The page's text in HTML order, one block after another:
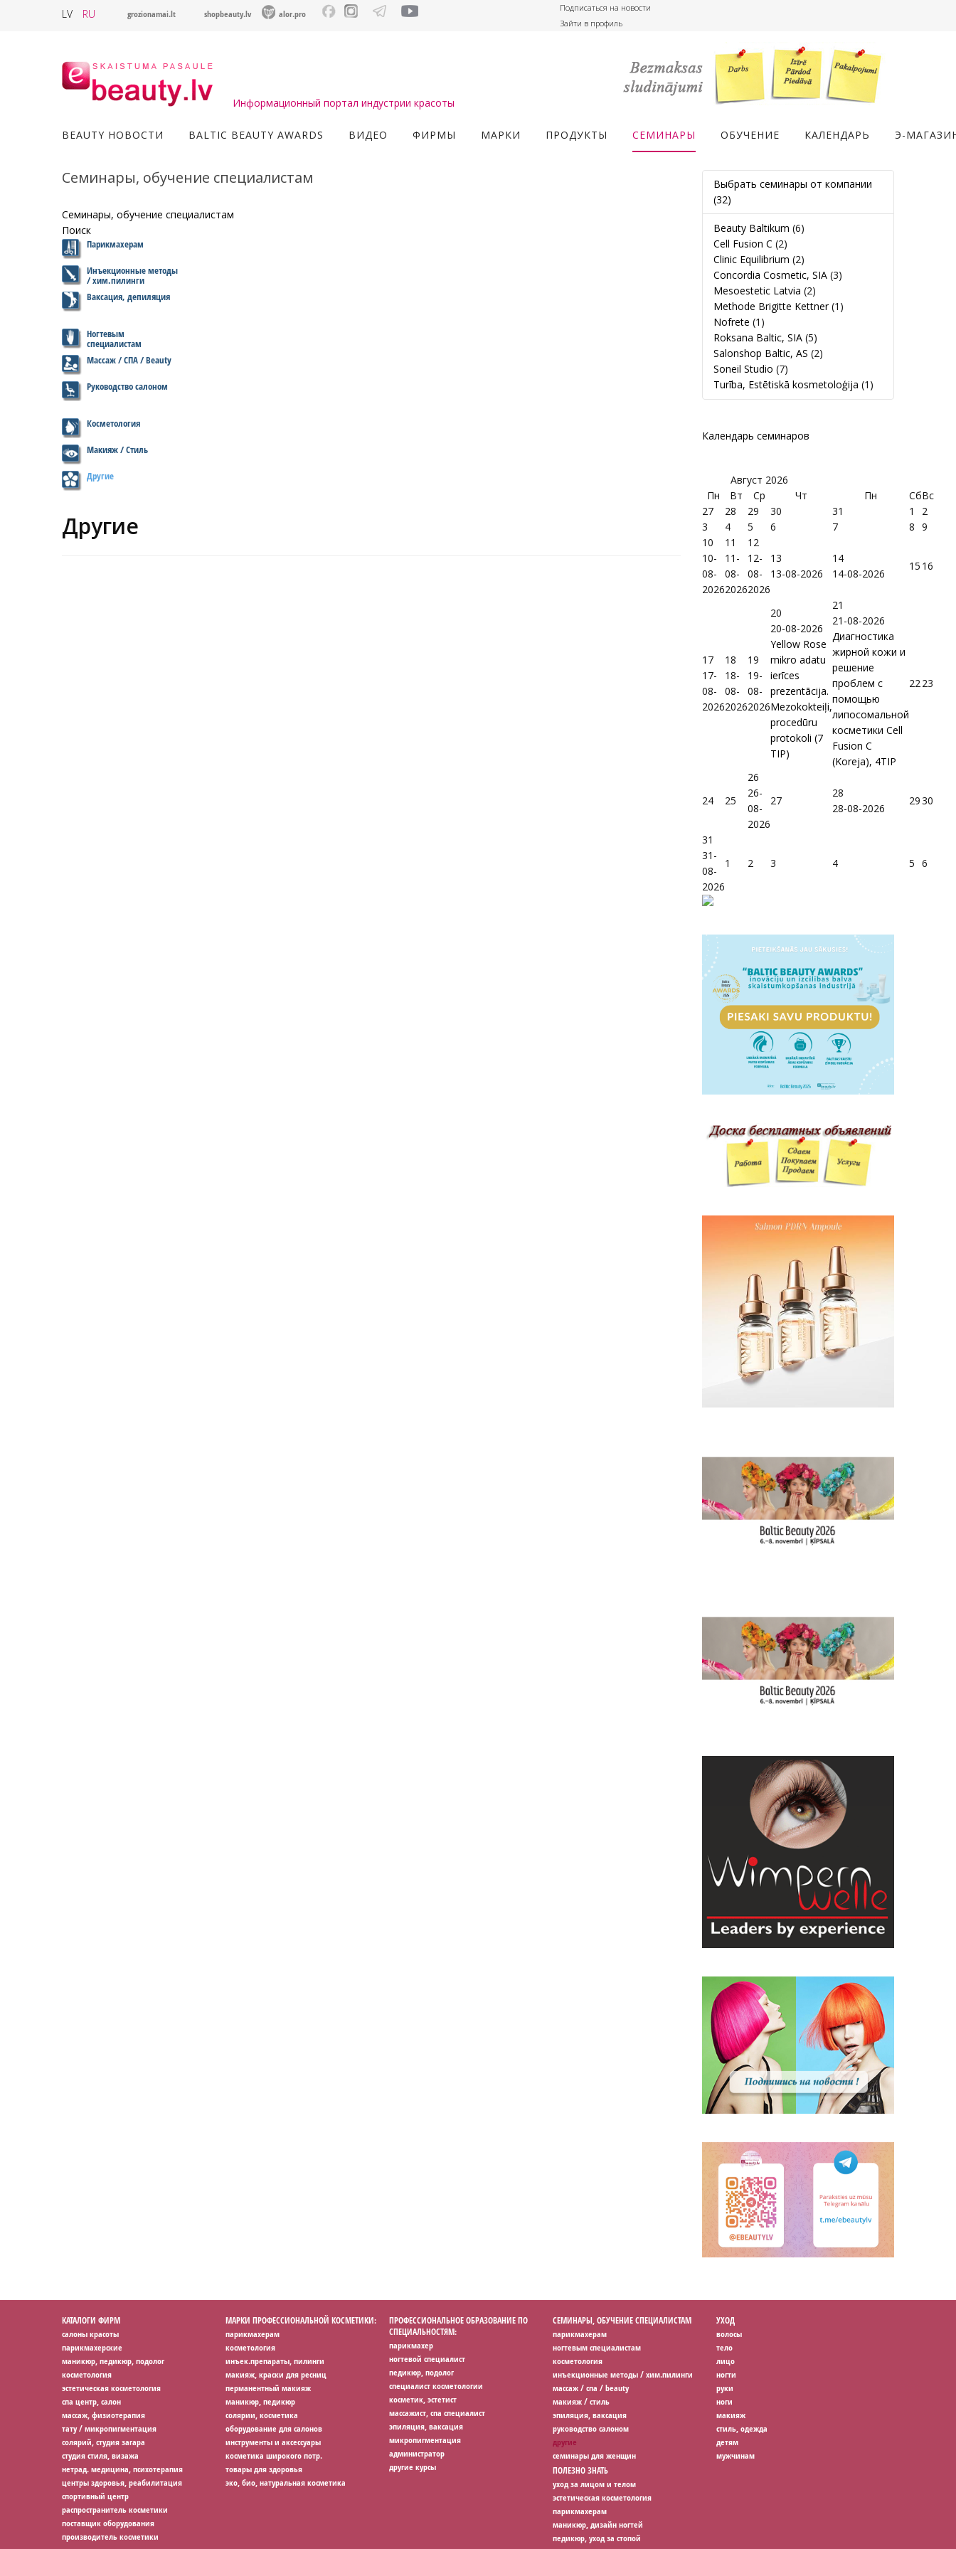
LV RU grozionamai.lt shopbeauty.lv alor.pro
Подписаться на новости
Зайти в профиль
Информационный портал индустрии красоты
BEAUTY НОВОСТИ BALTIC BEAUTY AWARDS ВИДЕО ФИРМЫ МАРКИ ПРОДУКТЫ СЕМИНАРЫ ОБУЧЕНИЕ КАЛЕНДАРЬ Э-
Семинары, обучение специалистам
Семинары, обучение специалистам
Поиск
Парикмахерам
Инъекционные методы
/ хим.пилинги
Ваксация, депиляция
Ногтевым
специалистам
Массаж / СПА / Beauty
Руководство салоном
Косметология
Макияж / Стиль
Другие
Другие
Выбрать семинары от компании
(32)
Beauty Baltikum (6)
Cell Fusion C (2)
Clinic Equilibrium (2)
Concordia Cosmetic, SIA (3)
Mesoestetic Latvia (2)
Methode Brigitte Kettner (1)
Nofrete (1)
Roksana Baltic, SIA (5)
Salonshop Baltic, AS (2)
Soneil Studio (7)
Turība, Estētiskā kosmetoloģija (1)
Календарь семинаров
Август 2026
Пн
Вт Ср Чт Пн СбВс
27
28 29 30 31 1
2
3
4 5 6 7 8 9
10
10-
08-
2026
11
11-
08-
2026
12
12-
08-
2026
13
13-08-2026
14
14-08-2026
15 16
17
17-
08-
2026
18
18-
08-
2026
19
19-
08-
2026
20
20-08-2026
Yellow Rose
mikro adatu
ierīces
prezentācija.
Mezokokteiļi,
procedūru
protokoli (7
TIP)
21
21-08-2026
Диагностика
жирной кожи и
решение
проблем с
помощью
липосомальной
косметики Cell
Fusion C
(Koreja), 4TIP
2223
24 25
26
26-
08-
2026
27
28
28-08-2026
2930
31
31-
08-
2026
1 2 3 4 5 6
КАТАЛОГИ ФИРМ
салоны красоты
парикмахерские
маникюр, педикюр, подолог
косметология
эстетическая косметология
спа центр, салон
массаж, физиотерапия
тату / микропигментация
солярий, студия загара
студия стиля, визажа
нетрад. медицина, психотерапия
центры здоровья, реабилитация
спортивный центр
распространитель косметики
поставщик оборудования
производитель косметики
МАРКИ ПРОФЕССИОНАЛЬНОЙ КОСМЕТИКИ:
парикмахерам
косметология
инъек.препараты, пилинги
макияж, краски для ресниц
перманентный макияж
маникюр, педикюр
солярии, косметика
оборудование для салонов
инструменты и аксессуары
косметика широкого потр.
товары для здоровья
эко, био, натуральная косметика
ПРОФЕССИОНАЛЬНОЕ ОБРАЗОВАНИЕ ПО
СПЕЦИАЛЬНОСТЯМ:
парикмахер
ногтевой специалист
педикюр, подолог
специалист косметологии
косметик, эстетист
массажист, спа специалист
эпиляция, ваксация
микропигментация
администратор
другие курсы
СЕМИНАРЫ, ОБУЧЕНИЕ СПЕЦИАЛИСТАМ
парикмахерам
ногтевым специалистам
косметология
инъекционные методы / хим.пилинги
массаж / спа / beauty
макияж / стиль
эпиляция, ваксация
руководство салоном
другие
семинары для женщин
УХОД
волосы
тело
лицо
ногти
руки
ноги
макияж
стиль, одежда
детям
мужчинам
ПОЛЕЗНО ЗНАТЬ
уход за лицом и телом
эстетическая косметология
парикмахерам
маникюр, дизайн ногтей
педикюр, уход за стопой